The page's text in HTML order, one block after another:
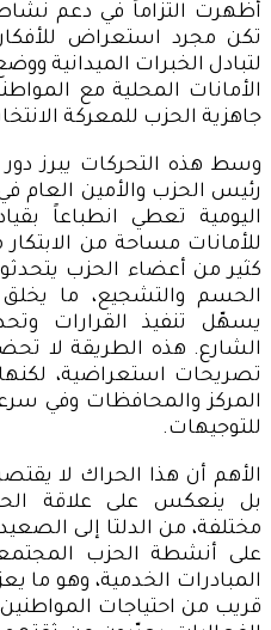
أظهرت التزاماً في دعم
تكن مجرد استعراض
لتبادل الخبرات
الأمانات المحلية مع
جاهزية الحزب للمعركة
وسط هذه التحركات يبرز دور
رئيس الحزب والأمين العام
اليومية تعطي انطباعاً
للأمانات مساحة من
كثير من أعضاء الحزب
الحسم والتشجيع، ما
يسهّل تنفيذ القرارات
الشارع. هذه الطريقة لا
تصريحات استعراضية،
المركز والمحافظات وفي
للتوجيهات.
الأهم أن هذا الحراك لا
بل ينعكس على علاقة
مختلفة، من الدلتا إلى
على أنشطة الحزب
المبادرات الخدمية، وهو
قريب من احتياجات